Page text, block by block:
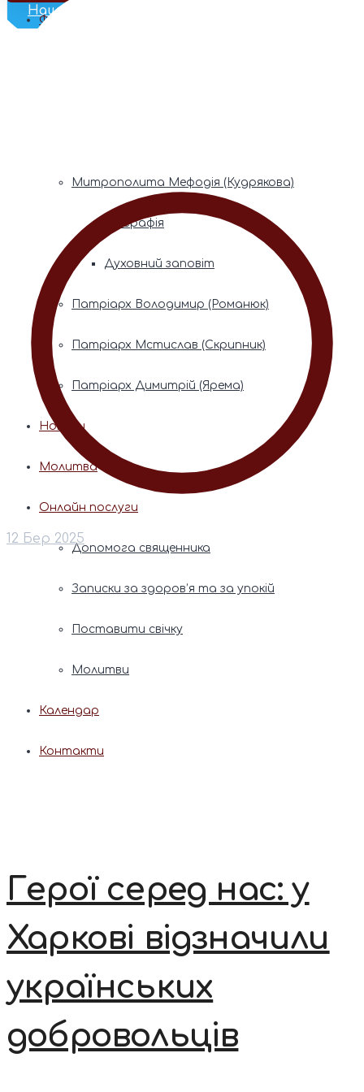
Наш Телеграм
Фонди пам’яті
Митрополита Мефодія (Кудрякова)
Біографія
Духовний заповіт
Патріарх Володимир (Романюк)
Патріарх Мстислав (Скрипник)
Патріарх Димитрій (Ярема)
Новини
Молитва
Онлайн послуги
Допомога священника
Записки за здоров’я та за упокій
Поставити свічку
Молитви
Календар
Контакти
12 Бер 2025
Герої серед нас: у
Харкові відзначили
українських
добровольців